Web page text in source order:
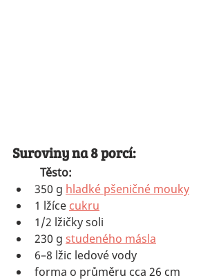
Suroviny na 8 porcí:
	Těsto:
350 g hladké pšeničné mouky
1 lžíce cukru
1/2 lžičky soli
230 g studeného másla
6–8 lžic ledové vody
forma o průměru cca 26 cm